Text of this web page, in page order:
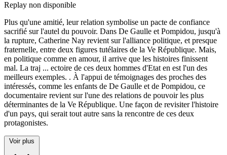
Replay non disponible
Plus qu'une amitié, leur relation symbolise un pacte de confiance
sacrifié sur l'autel du pouvoir. Dans De Gaulle et Pompidou, jusqu'à
la rupture, Catherine Nay revient sur l'alliance politique, et presque
fraternelle, entre deux figures tutélaires de la Ve République. Mais,
en politique comme en amour, il arrive que les histoires finissent
mal. La traj ... ectoire de ces deux hommes d'Etat en est l'un des
meilleurs exemples. . À l'appui de témoignages des proches des
intéressés, comme les enfants de De Gaulle et de Pompidou, ce
documentaire revient sur l'une des relations de pouvoir les plus
déterminantes de la Ve République. Une façon de revisiter l'histoire
d'un pays, qui serait tout autre sans la rencontre de ces deux
protagonistes.
Voir plus